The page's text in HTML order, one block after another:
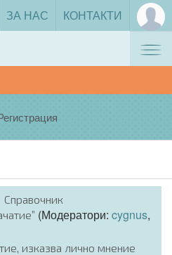
ЗА НАС КОНТАКТИ
Справочник
(Модератори: cygnus,
изказва лично мнение